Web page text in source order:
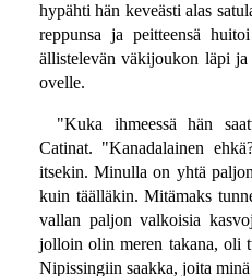
hypähti hän keveästi alas
reppunsa ja peitteensä
ällistelevän väkijoukon läpi
ovelle.
"Kuka ihmeessä hän
Catinat. "Kanadalainen
itsekin. Minulla on yhtä
kuin täälläkin. Mitämaks
vallan paljon valkoisia
jolloin olin meren takana, oli
Nipissingiin saakka, joita